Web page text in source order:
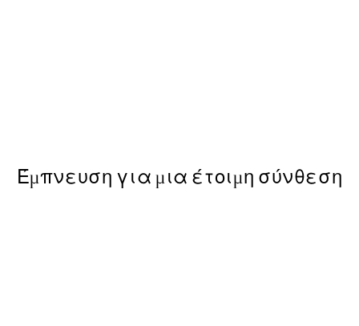
Έμπνευση για μια έτοιμη σύνθεση